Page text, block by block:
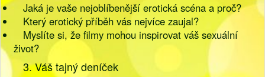
Jaká je vaše nejoblíbenější erotická scéna a proč?
Který erotický příběh vás nejvíce zaujal?
Myslíte si, že filmy mohou inspirovat váš sexuální
život?
3. Váš tajný deníček